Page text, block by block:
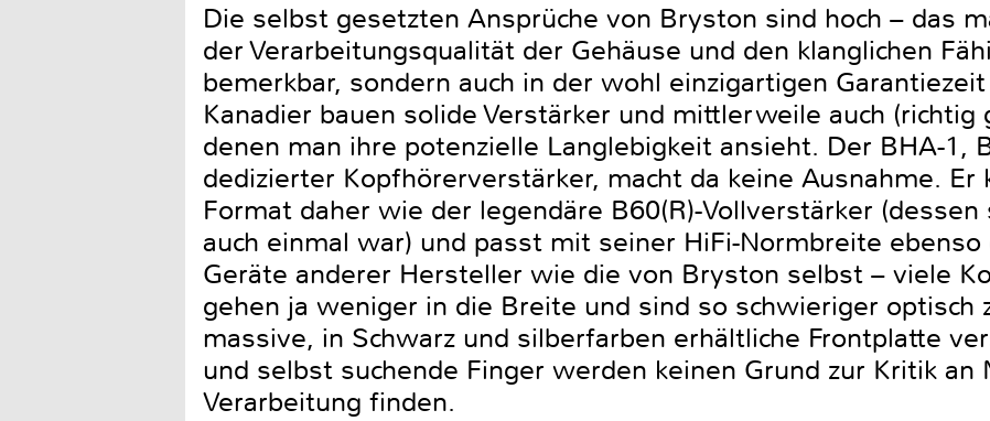
Die selbst gesetzten Ansprüche von Bryston sind hoch – das
der Verarbeitungsqualität der Gehäuse und den klanglichen
bemerkbar, sondern auch in der wohl einzigartigen
Kanadier bauen solide Verstärker und mittlerweile auch (richtig
denen man ihre potenzielle Langlebigkeit ansieht. Der BHA-1,
dedizierter Kopfhörerverstärker, macht da keine Ausnahme. Er
Format daher wie der legendäre B60(R)-Vollverstärker
auch einmal war) und passt mit seiner HiFi-Normbreite
Geräte anderer Hersteller wie die von Bryston selbst – viele
gehen ja weniger in die Breite und sind so schwieriger optisch
massive, in Schwarz und silberfarben erhältliche Frontplatte
und selbst suchende Finger werden keinen Grund zur Kritik an
Verarbeitung finden.